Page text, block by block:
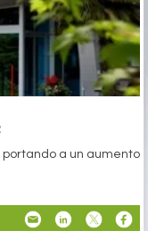
portando a un aumento